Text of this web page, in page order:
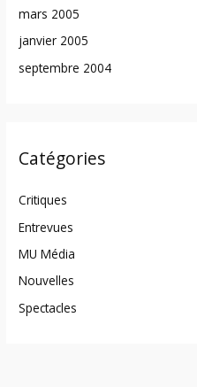
mars 2005
janvier 2005
septembre 2004
Catégories
Critiques
Entrevues
MU Média
Nouvelles
Spectacles